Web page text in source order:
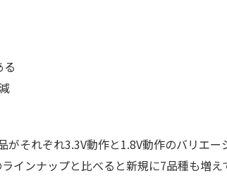
それぞれ3.3V動作と1.8V動作のバリエー
インナップと比べると新規に7品種も増